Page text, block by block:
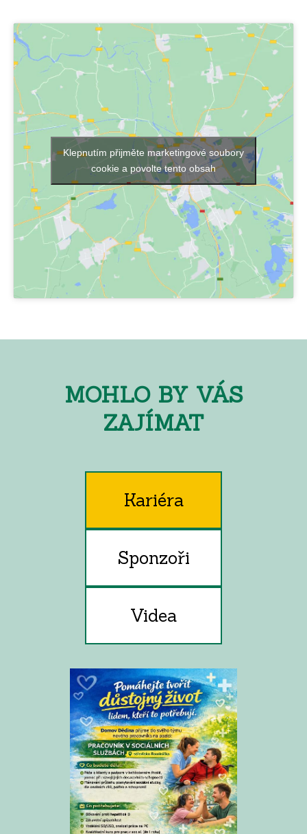
Klepnutím přijměte marketingové soubory
cookie a povolte tento obsah
MOHLO BY VÁS
ZAJÍMAT
Kariéra
Sponzoři
Videa